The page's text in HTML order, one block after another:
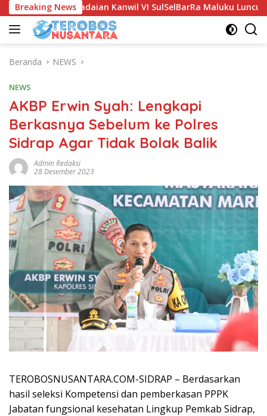
Breaking News
VI SulSelBarRa Maluku Luncurkan Program PANDE EMAS
Beranda NEWS
NEWS
AKBP Erwin Syah: Lengkapi
Berkasnya Sebelum ke Polres
Sidrap Agar Tidak Bolak Balik
Admin Redaksi
28 Desember 2023
TEROBOSNUSANTARA.COM-SIDRAP – Berdasarkan
hasil seleksi Kompetensi dan pemberkasan PPPK
Jabatan fungsional kesehatan Lingkup Pemkab Sidrap,